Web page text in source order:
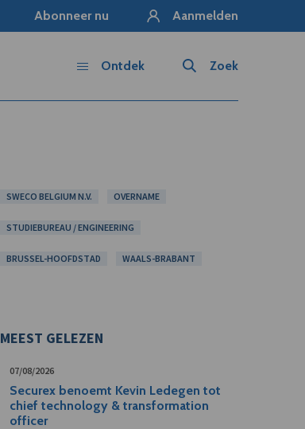
Abonneer nu Aanmelden
Zoek
Ontdek
SWECO BELGIUM N.V. OVERNAME
STUDIEBUREAU / ENGINEERING
BRUSSEL-HOOFDSTAD WAALS-BRABANT
MEEST GELEZEN
07/08/2026
Securex benoemt Kevin Ledegen tot
chief technology & transformation
officer